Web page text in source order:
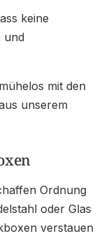
keine
und
mit den
unserem
Ordnung
oder Glas
verstauen